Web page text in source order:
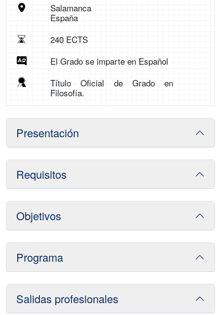
Salamanca
España
240 ECTS
El Grado se imparte en Español
Título Oficial de Grado en
Filosofía.
Presentación
Requisitos
Objetivos
Programa
Salidas profesionales